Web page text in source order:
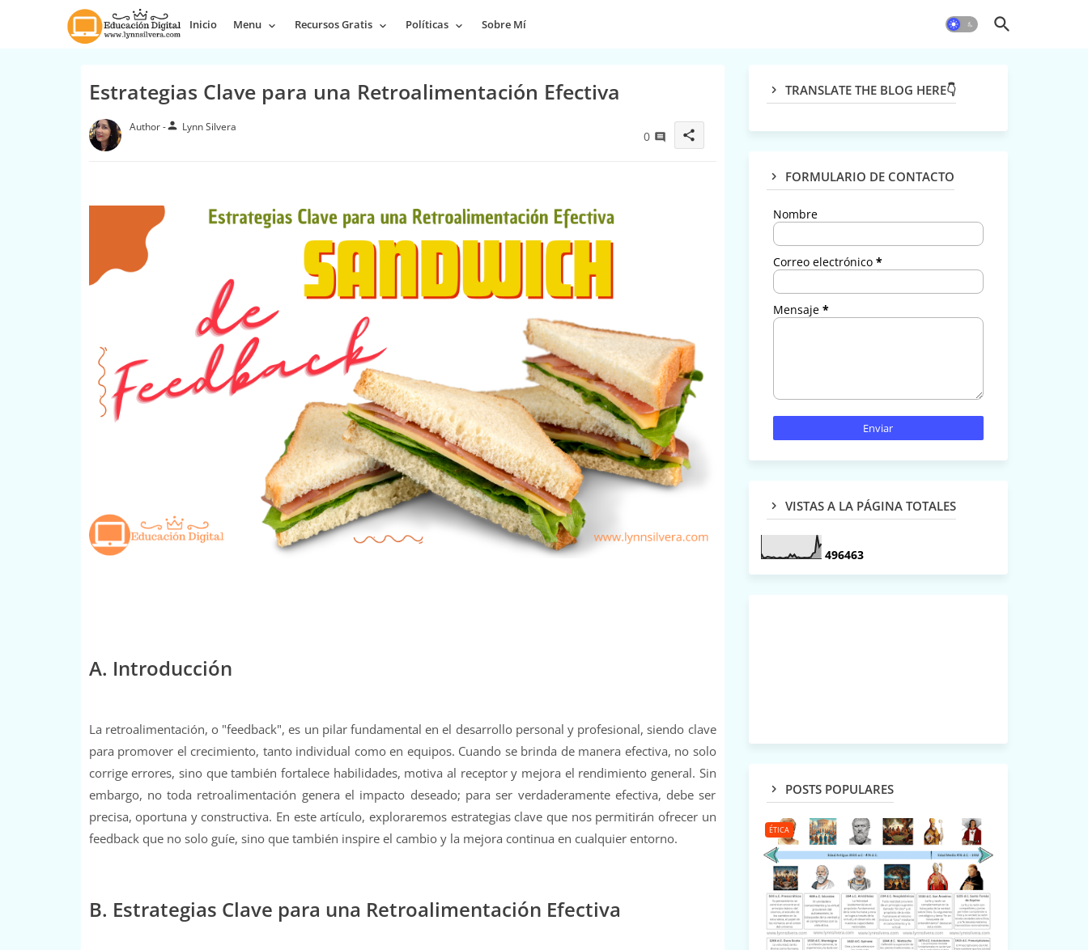
Inicio Menu Recursos Gratis Políticas Sobre Mí
Estrategias Clave para una Retroalimentación Efectiva
person Lynn Silvera
0 share
A. Introducción
La retroalimentación, o "feedback", es un pilar fundamental en el desarrollo personal y profesional, siendo clave
para promover el crecimiento, tanto individual como en equipos. Cuando se brinda de manera efectiva, no solo
corrige errores, sino que también fortalece habilidades, motiva al receptor y mejora el rendimiento general. Sin
embargo, no toda retroalimentación genera el impacto deseado; para ser verdaderamente efectiva, debe ser
precisa, oportuna y constructiva. En este artículo, exploraremos estrategias clave que nos permitirán ofrecer un
feedback que no solo guíe, sino que también inspire el cambio y la mejora continua en cualquier entorno.
B. Estrategias Clave para una Retroalimentación Efectiva
TRANSLATE THE BLOG HERE👇
FORMULARIO DE CONTACTO
Nombre
Correo electrónico *
Mensaje *
VISTAS A LA PÁGINA TOTALES
496463
POSTS POPULARES
ÉTICA